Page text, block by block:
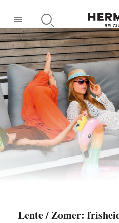
Lente / Zomer: